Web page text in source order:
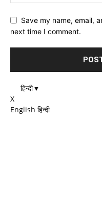
Save my name, email,
next time I comment.
हिन्दी▼
X
English हिन्दी